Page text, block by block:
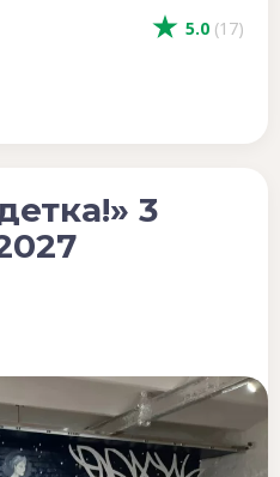
5.0 (17)
3